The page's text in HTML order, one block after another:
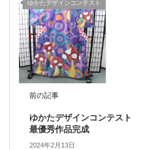
ゆかたデザインコンテスト
前の記事
ゆかたデザインコンテスト
最優秀作品完成
2024年2月13日